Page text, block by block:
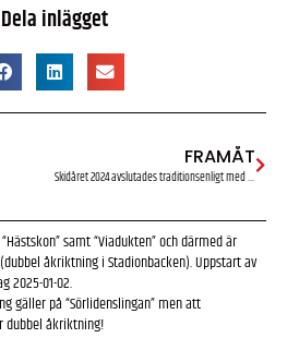
Dela inlägget
FRAMÅT
Skidåret 2024 avslutades traditionsenligt med Sylvesterloppet
samt “Viadukten” och därmed är
åkriktning i Stadionbacken). Uppstart av
2025-01-02.
gäller på “Sörlidenslingan” men att
dubbel åkriktning!